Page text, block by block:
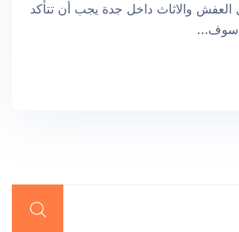
العفش والاثاث داخل جدة يجب أن تتأكد
سوف…